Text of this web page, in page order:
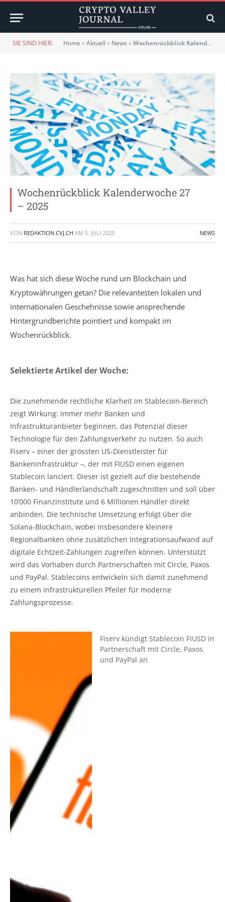
SIE SIND HIER: Home »Aktuell » News »Wochenrückblick Kalenderwoche 27 – 2025
Wochenrückblick Kalenderwoche 27
– 2025
VON REDAKTION CVJ.CH AM 5. JULI 2025 NEWS
Was hat sich diese Woche rund um Blockchain und
Kryptowährungen getan? Die relevantesten lokalen und
internationalen Geschehnisse sowie ansprechende
Hintergrundberichte pointiert und kompakt im
Wochenrückblick.
Selektierte Artikel der Woche:
Die zunehmende rechtliche Klarheit im Stablecoin-Bereich
zeigt Wirkung: Immer mehr Banken und
Infrastrukturanbieter beginnen, das Potenzial dieser
Technologie für den Zahlungsverkehr zu nutzen. So auch
Fiserv – einer der grössten US-Dienstleister für
Bankeninfrastruktur –, der mit FIUSD einen eigenen
Stablecoin lanciert. Dieser ist gezielt auf die bestehende
Banken- und Händlerlandschaft zugeschnitten und soll über
10’000 Finanzinstitute und 6 Millionen Händler direkt
anbinden. Die technische Umsetzung erfolgt über die
Solana-Blockchain, wobei insbesondere kleinere
Regionalbanken ohne zusätzlichen Integrationsaufwand auf
digitale Echtzeit-Zahlungen zugreifen können. Unterstützt
wird das Vorhaben durch Partnerschaften mit Circle, Paxos
und PayPal. Stablecoins entwickeln sich damit zunehmend
zu einem infrastrukturellen Pfeiler für moderne
Zahlungsprozesse.
Fiserv kündigt Stablecoin FIUSD in
Partnerschaft mit Circle, Paxos
und PayPal an